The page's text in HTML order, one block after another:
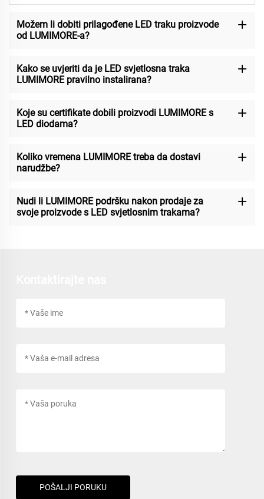
Možem li dobiti prilagođene LED traku proizvode
od LUMIMORE-a?
Kako se uvjeriti da je LED svjetlosna traka
LUMIMORE pravilno instalirana?
Koje su certifikate dobili proizvodi LUMIMORE s
LED diodama?
Koliko vremena LUMIMORE treba da dostavi
narudžbe?
Nudi li LUMIMORE podršku nakon prodaje za
svoje proizvode s LED svjetlosnim trakama?
POŠALJI PORUKU